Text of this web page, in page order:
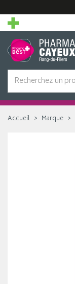
Accueil Marque